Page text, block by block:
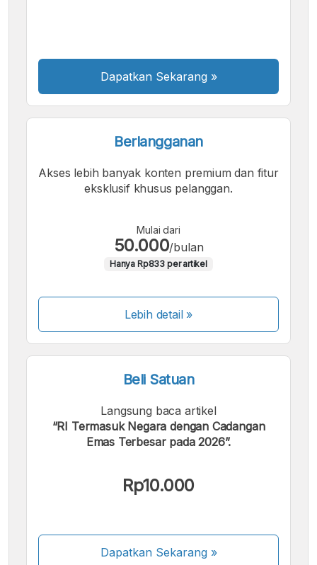
Dapatkan Sekarang »
Berlangganan
Akses lebih banyak konten premium dan fitur
eksklusif khusus pelanggan.
Mulai dari
50.000/bulan
Hanya Rp833 per artikel
Lebih detail »
Beli Satuan
Langsung baca artikel
“RI Termasuk Negara dengan Cadangan
Emas Terbesar pada 2026”.
Rp10.000
Dapatkan Sekarang»
Kami menerima pembayaran berikut:
Beberapa metode pembayaran masih dalam